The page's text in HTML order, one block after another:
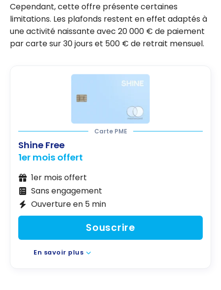
Cependant, cette offre présente certaines
limitations. Les plafonds restent en effet adaptés à
une activité naissante avec 20 000 € de paiement
par carte sur 30 jours et 500 € de retrait mensuel.
Carte PME
Shine Free
1er mois offert
1er mois offert
Sans engagement
Ouverture en 5 min
Souscrire
En savoir plus